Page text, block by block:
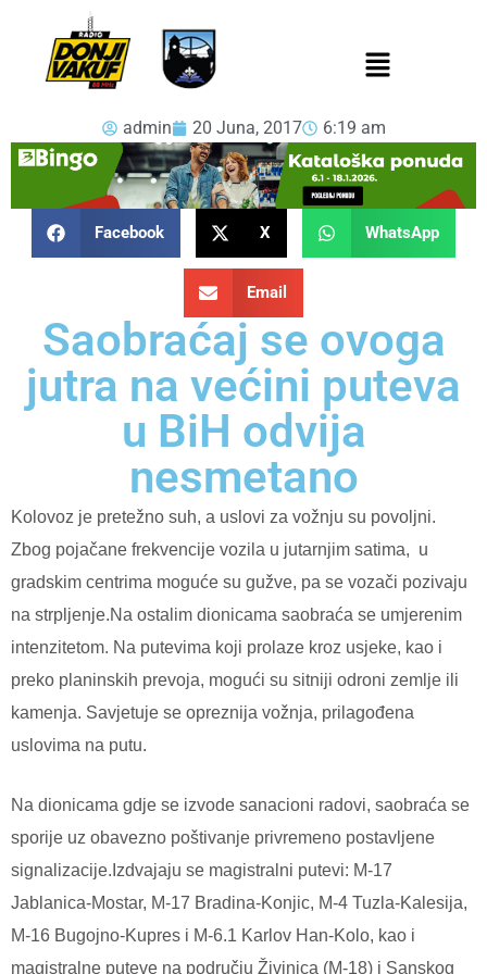
admin 20 Juna, 2017 6:19 am
Facebook X WhatsApp
Email
Saobraćaj se ovoga
jutra na većini puteva
u BiH odvija
nesmetano
Kolovoz je pretežno suh, a uslovi za vožnju su povoljni.
Zbog pojačane frekvencije vozila u jutarnjim satima, u
gradskim centrima moguće su gužve, pa se vozači pozivaju
na strpljenje.Na ostalim dionicama saobraća se umjerenim
intenzitetom. Na putevima koji prolaze kroz usjeke, kao i
preko planinskih prevoja, mogući su sitniji odroni zemlje ili
kamenja. Savjetuje se opreznija vožnja, prilagođena
uslovima na putu.
Na dionicama gdje se izvode sanacioni radovi, saobraća se
sporije uz obavezno poštivanje privremeno postavljene
signalizacije.Izdvajaju se magistralni putevi: M-17
Jablanica-Mostar, M-17 Bradina-Konjic, M-4 Tuzla-Kalesija,
M-16 Bugojno-Kupres i M-6.1 Karlov Han-Kolo, kao i
magistralne puteve na području Živinica (M-18) i Sanskog